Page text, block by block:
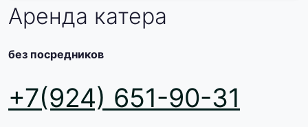
Аренда катера
без посредников
+7(924) 651-90-31